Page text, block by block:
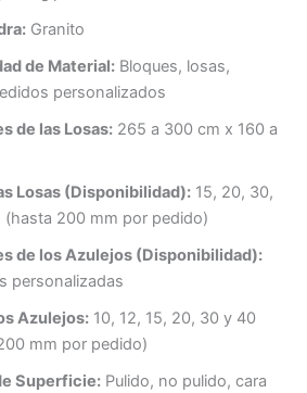
Granito
de Material:Bloques, losas,
personalizados
de las Losas:265 a 300 cm x 160 a
Losas (Disponibilidad):15, 20, 30,
(hasta 200 mm por pedido)
de los Azulejos (Disponibilidad):
personalizadas
Azulejos:10, 12, 15, 20, 30 y 40
mm por pedido)
Superficie:Pulido, no pulido, cara